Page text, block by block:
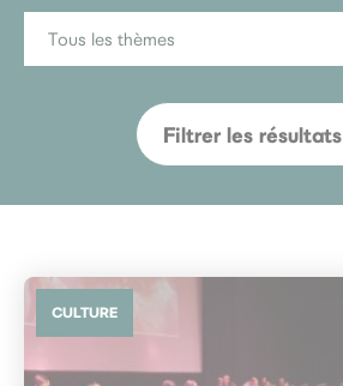
Tous les thèmes
Filtrer les résultats
CULTURE